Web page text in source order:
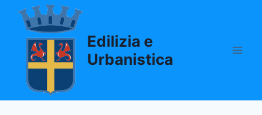
Salta
contenuto
Edilizia e
Urbanistica